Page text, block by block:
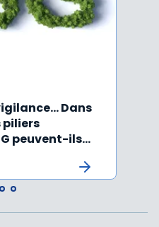
Dans
piliers
peuvent-ils